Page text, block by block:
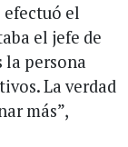
efectuó el
el jefe de
la persona
La verdad
más”,